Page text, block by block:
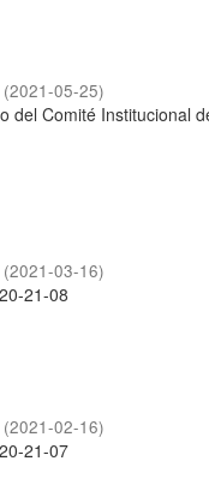
(2021-05-25)
del Comité Institucional
(2021-03-16)
21-08
(2021-02-16)
21-07